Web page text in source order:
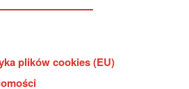
plików cookies (EU)